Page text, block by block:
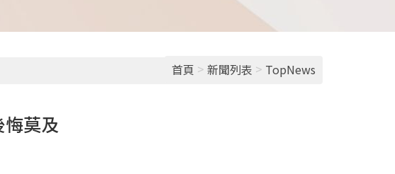
首頁 > 新聞列表 > TopNews
莫及